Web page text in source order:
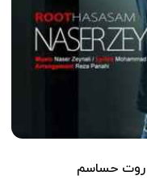
روت حساسم